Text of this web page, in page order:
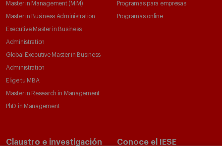
Master in Management (MiM)
Master in Business Administration
Executive Master in Business
Administration
Global Executive Master in Business
Administration
Elige tu MBA
Master in Research in Management
PhD in Management
Programas para empresas
Programas online
Claustro e investigación Conoce el IESE